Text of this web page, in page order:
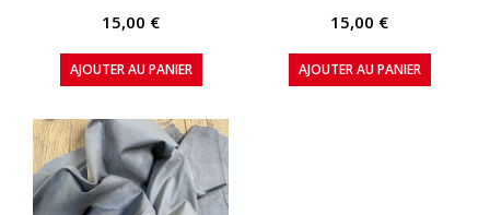
15,00 €
AJOUTER AU PANIER
15,00 €
AJOUTER AU PANIER